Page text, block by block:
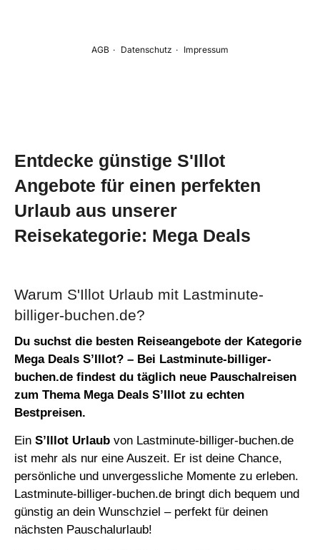
Entdecke günstige S'Illot
Angebote für einen perfekten
Urlaub aus unserer
Reisekategorie: Mega Deals
Warum S'Illot Urlaub mit Lastminute-
billiger-buchen.de?
Du suchst die besten Reiseangebote der Kategorie
Mega Deals S’Illot? – Bei Lastminute-billiger-
buchen.de findest du täglich neue Pauschalreisen
zum Thema Mega Deals S’Illot zu echten
Bestpreisen.
Ein S’Illot Urlaub von Lastminute-billiger-buchen.de
ist mehr als nur eine Auszeit. Er ist deine Chance,
persönliche und unvergessliche Momente zu erleben.
Lastminute-billiger-buchen.de bringt dich bequem und
günstig an dein Wunschziel – perfekt für deinen
nächsten Pauschalurlaub!